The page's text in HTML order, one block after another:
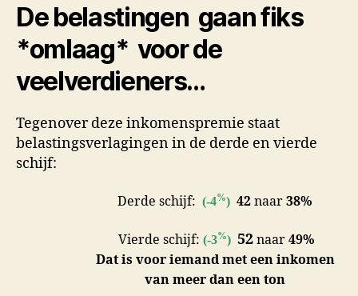
De belastingen gaan fiks
*omlaag* voor de
veelverdieners…
Tegenover deze inkomenspremie staat
belastingsverlagingen in de derde en vierde
schijf:
Derde schijf: (-4%) 42 naar 38%
Vierde schijf: (-3%) 52 naar 49%
Dat is voor iemand met een inkomen
van meer dan een ton